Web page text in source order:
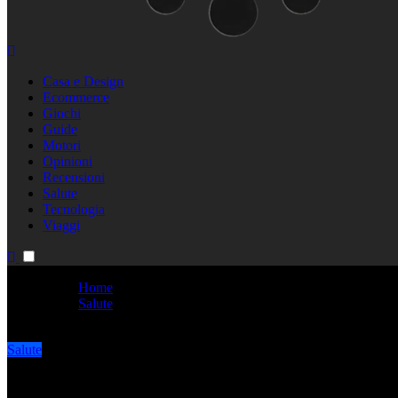
Culture In Culture
Casa e Design
Ecommerce
Giochi
Guide
Motori
Opinioni
Recensioni
Salute
Tecnologia
Viaggi
Home
Salute
Salute